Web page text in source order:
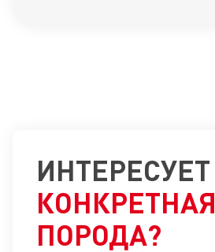
ИНТЕРЕСУЕТ
КОНКРЕТНАЯ
ПОРОДА?